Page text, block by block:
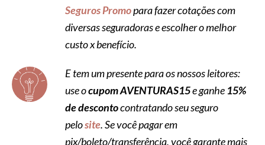
Seguros Promopara fazer cotações com
diversas seguradoras e escolher o melhor
custo x benefício.
E tem um presente para os nossos leitores:
use ocupomAVENTURAS15e ganhe 15%
de descontocontratando seu seguro
pelosite. Se você pagar em
pix/boleto/transferência, você garante mais